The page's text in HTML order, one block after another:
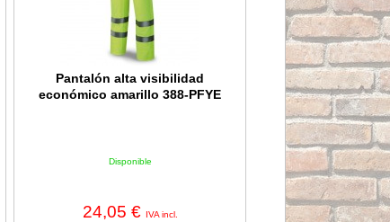
Pantalón alta visibilidad
económico amarillo 388-PFYE
Disponible
24,05 € IVA incl.